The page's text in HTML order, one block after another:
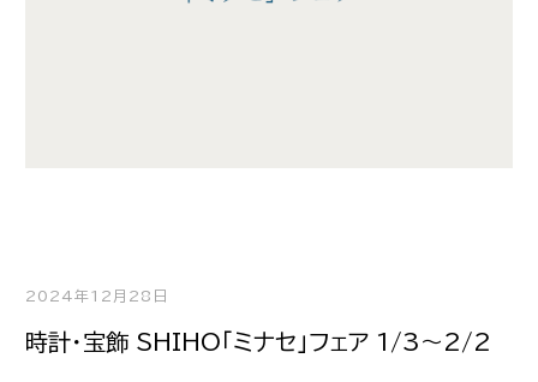
2024年12月28日
時計・宝飾 SHIHO「ミナセ」フェア 1/3～2/2